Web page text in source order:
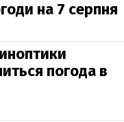
на 7 серпня
погода в